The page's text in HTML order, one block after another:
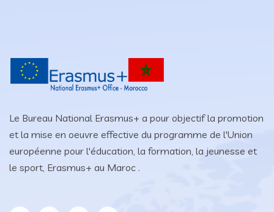
Le Bureau National Erasmus+ a pour objectif la promotion
et la mise en oeuvre effective du programme de l'Union
européenne pour l'éducation, la formation, la jeunesse et
le sport, Erasmus+ au Maroc .